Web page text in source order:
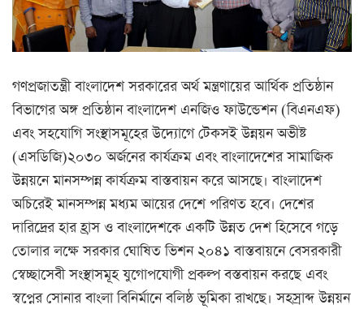
গণপ্রজাতন্ত্রী বাংলাদেশ সরকারের অর্থ মন্ত্রণায়ের আর্থিক প্রতিষ্ঠান
বিভাগের অঙ্গ প্রতিষ্ঠান বাংলাদেশ এনজিও ফাউন্ডেশন (বিএনএফ)
এবং সহযোগি সংস্থাসমূহের উদ্যোগে টেকসই উন্নয়ন অভীষ্ট
(এসডিজি)২০৩০ অর্জনের কার্যক্রম এবং বাংলাদেশের সামাজিক
উন্নয়নে মানসম্পন্ন কার্যক্রম বাস্তবায়ন করে আসছে। বাংলাদেশ
অচিরেই মানসম্পন্ন মধ্যম আয়ের দেশে পরিণত হবে। দেশের
দারিদ্রের হার হ্রাস ও বাংলাদেশকে একটি উন্নত দেশ হিসেবে গড়ে
তোলার লক্ষে সরকার ঘোষিত ভিশন ২০৪১ বাস্তবায়নে বেসরকারী
স্বেচ্ছাসেবী সংস্থাসমূহযুগোপযোগী প্রকল্প বস্তবায়ন করছে এবং
স্বপ্নের সোনার বাংলা বিনির্মানে বলিষ্ঠ ভূমিকা রাখছে। সহস্রাব্দ উন্নয়ন